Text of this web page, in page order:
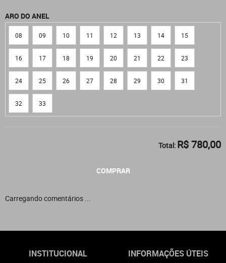
ARO DO ANEL
08 09 10 11 12 13 14 15
16 17 18 19 20 21 22 23
24 25 26 27 28 29 30 31
32 33
Total: R$ 780,00
COMPRAR
Carregando comentários ...
INSTITUCIONAL INFORMAÇÕES ÚTEIS